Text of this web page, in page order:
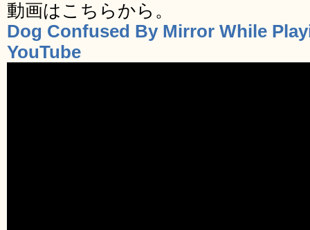
動画はこちらから。
Dog Confused By Mirror While
YouTube